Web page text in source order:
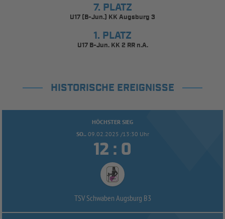
7. PLATZ
U17 (B-Jun.) KK Augsburg 3
1. PLATZ
U17 B-Jun. KK 2 RR n.A.
HISTORISCHE EREIGNISSE
HÖCHSTER SIEG
SO.. 09.02.2025 /13:30 Uhr
 : 
TSV Schwaben Augsburg B3